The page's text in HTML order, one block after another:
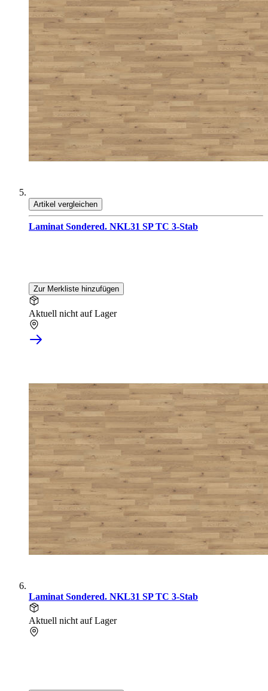
Artikel vergleichen
Laminat Sondered. NKL31 SP TC 3-Stab
Zur Merkliste hinzufügen
Aktuell nicht auf Lager
Laminat Sondered. NKL31 SP TC 3-Stab
Aktuell nicht auf Lager